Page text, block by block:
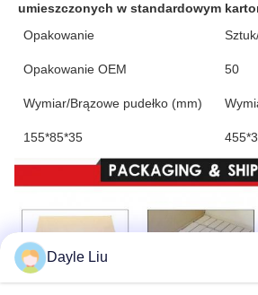
umieszczonych w standardowym
Opakowanie
Opakowanie OEM 50
Wymiar/Brązowe pudełko (mm)
155*85*35
Dayle Liu